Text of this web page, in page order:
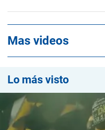
Mas videos
Lo más visto